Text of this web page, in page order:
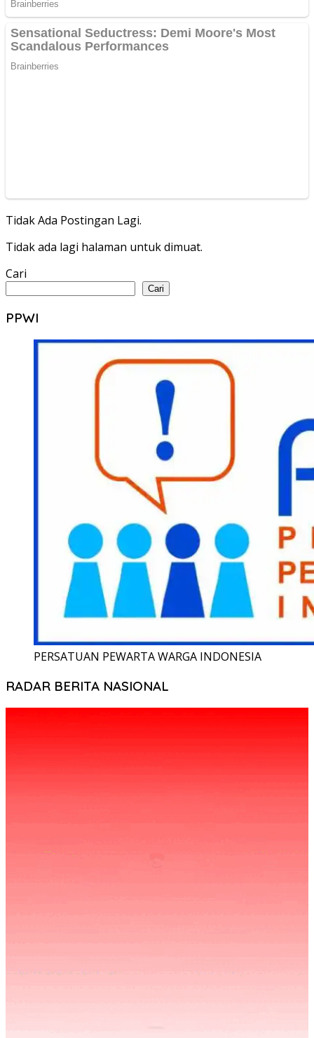
Tidak Ada Postingan Lagi.
Tidak ada lagi halaman untuk dimuat.
Cari
Cari
PPWI
PERSATUAN PEWARTA WARGA INDONESIA
RADAR BERITA NASIONAL